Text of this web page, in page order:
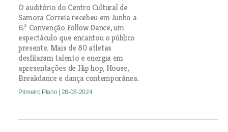
O auditório do Centro Cultural de
Samora Correia recebeu em Junho a
6.ª Convenção Follow Dance, um
espectáculo que encantou o público
presente. Mais de 80 atletas
desfilaram talento e energia em
apresentações de Hip hop, House,
Breakdance e dança contemporânea.
Primeiro Plano | 28-08-2024